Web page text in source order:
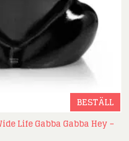
BESTÄLL
Life Gabba Gabba Hey –